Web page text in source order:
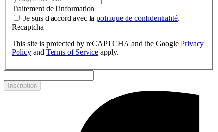
Traitement de l'information
Je suis d'accord avec la politique de confidentialité.
Recaptcha
This site is protected by reCAPTCHA and the Google Privacy
Policy and Terms of Service apply.
Inscription